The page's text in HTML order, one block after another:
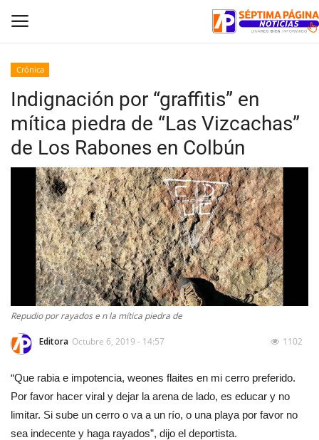
Inicio
Crónica
Policial
Tribunales
Deporte
Política
Espectáculos
Crónica
Indignación por “graffitis” en
mítica piedra de “Las Vizcachas”
de Los Rabones en Colbún
Repudio por rayados e n la mítica piedra de
Editora Octubre 6, 2019 - 14:57 1102
“Que rabia e impotencia, weones flaites en mi cerro preferido.
Por favor hacer viral y dejar la arena de lado, es educar y no
limitar. Si sube un cerro o va a un río, o una playa por favor no
sea indecente y haga rayados”, dijo el deportista.